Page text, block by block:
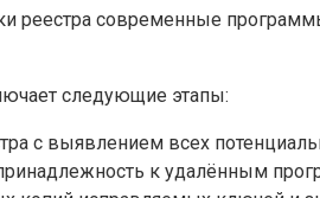
реестра современные
следующие этапы:
с выявлением всех
к удалённым